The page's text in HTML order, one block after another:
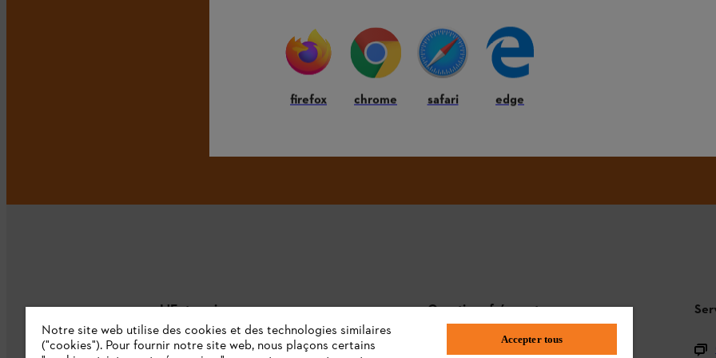
S'inscrire
L'Entreprise
À propos de nous
Questions fréquentes
firefox chrome safari edge
Notre site web utilise des cookies et des technologies similaires
("cookies"). Pour fournir notre site web, nous plaçons certains
Accepter tous